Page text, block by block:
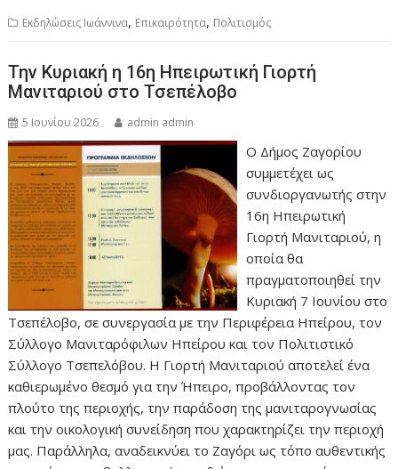
Εκδηλώσεις Ιωάννινα, Επικαιρότητα, Πολιτισμός
Την Κυριακή η 16η Ηπειρωτική Γιορτή
Μανιταριού στο Τσεπέλοβο
5 Ιουνίου 2026 admin admin
Ο Δήμος Ζαγορίου
συμμετέχει ως
συνδιοργανωτής στην
16η Ηπειρωτική
Γιορτή Μανιταριού, η
οποία θα
πραγματοποιηθεί την
Κυριακή 7 Ιουνίου στο
Τσεπέλοβο, σε συνεργασία με την Περιφέρεια Ηπείρου, τον
Σύλλογο Μανιταρόφιλων Ηπείρου και τον Πολιτιστικό
Σύλλογο Τσεπελόβου. Η Γιορτή Μανιταριού αποτελεί ένα
καθιερωμένο θεσμό για την Ήπειρο, προβάλλοντας τον
πλούτο της περιοχής, την παράδοση της μανιταρογνωσίας
και την οικολογική συνείδηση που χαρακτηρίζει την περιοχή
μας. Παράλληλα, αναδεικνύει το Ζαγόρι ως τόπο αυθεντικής